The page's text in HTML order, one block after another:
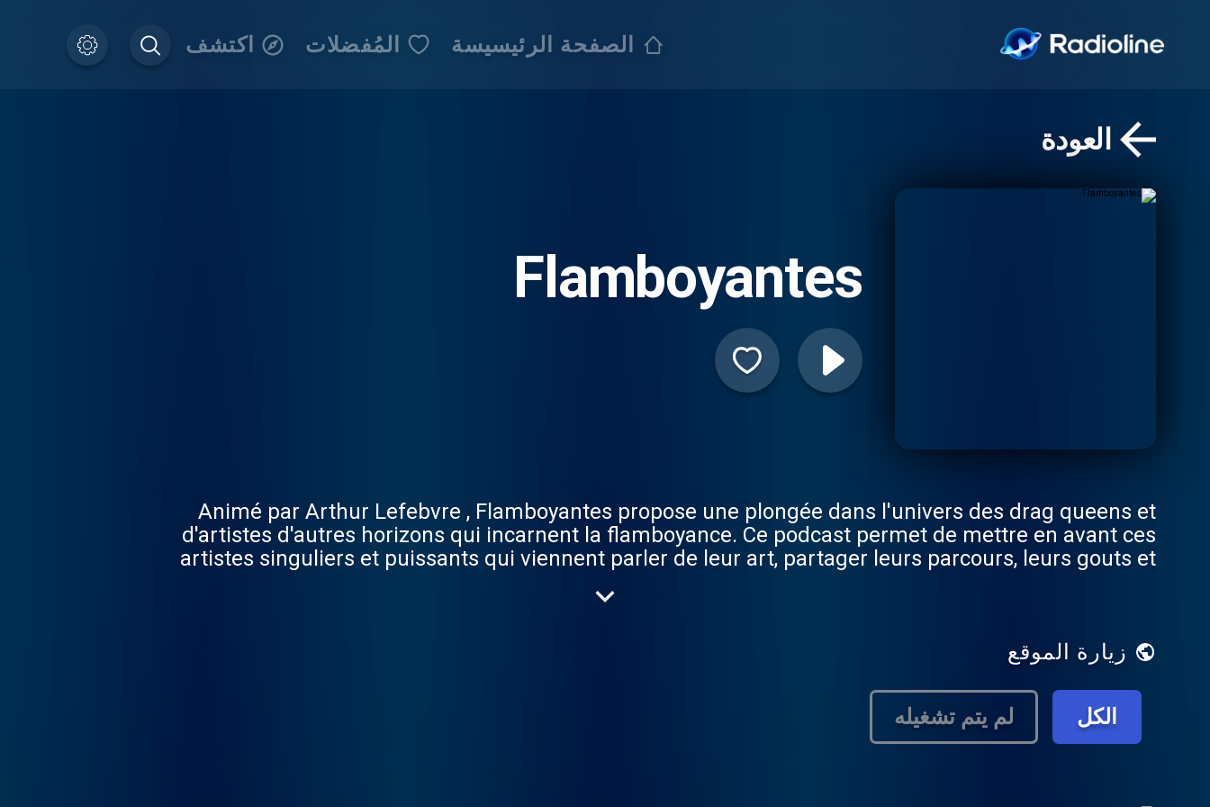
الصفحة الرئيسيسة المُفضلات اكتشف
العودة
Flamboyantes
Animé par Arthur Lefebvre , Flamboyantes propose une plongée dans l'univers des drag queens et
d'artistes d'autres horizons qui incarnent la flamboyance. Ce podcast permet de mettre en avant ces
artistes singuliers et puissants qui viennent parler de leur art, partager leurs parcours, leurs gouts et
parcours artistiques, leurs motivations, et les défis auxquels ils sont confrontés, y compris la question
le genre. Chaque épisode offre un aperçu sincère des défis et des triomphes rencontrés par ces
l'amour, l'individualité qui rassemble, la créativité et la puissance résiliante de l'art, toujours proche de
soi, toujours là pour sauver et repenser le monde. Artwork de la saison 3 réalisé par Amanite Paris,
Berangère Portella (Photographe) et Nicolas Thioulouse (3D Designer). Hébergé par Acast. Visitez
زيارة الموقع
الكل لم يتم تشغيله